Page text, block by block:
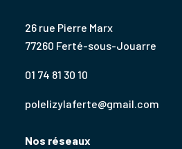
26 rue Pierre Marx
77260 Ferté-sous-Jouarre
01 74 81 30 10
polelizylaferte@gmail.com
Nos réseaux